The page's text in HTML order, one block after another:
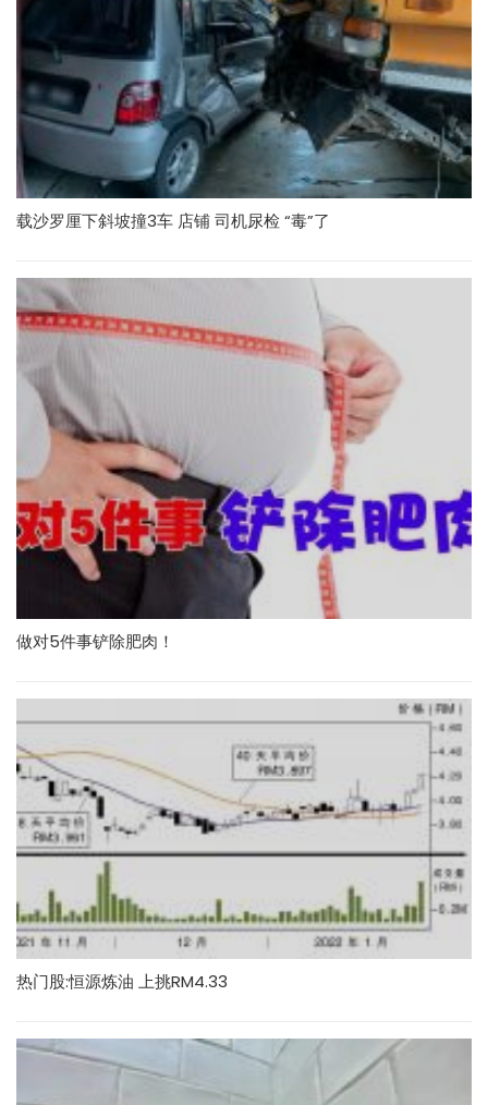
载沙罗厘下斜坡撞3车 店铺 司机尿检 “毒”了
做对5件事铲除肥肉！
热门股:恒源炼油 上挑RM4.33